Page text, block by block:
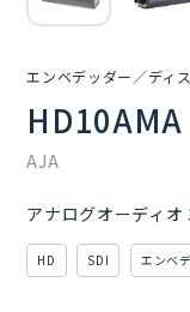
エンベデッダー／ディ
HD10AMA
AJA
アナログオーディ
HD SDI エンベ